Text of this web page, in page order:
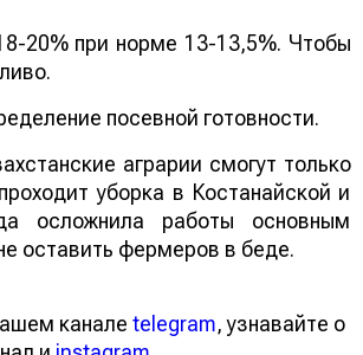
20% при норме 13-13,5%. Чтобы
посевной готовности.
аграрии смогут только
уборка в Костанайской и
осложнила работы основным
оставить фермеров в беде.
канале telegram, узнавайте о